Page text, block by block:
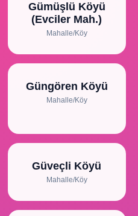
Gümüşlü Köyü
(Evciler Mah.)
Mahalle/Köy
Güngören Köyü
Mahalle/Köy
Güveçli Köyü
Mahalle/Köy